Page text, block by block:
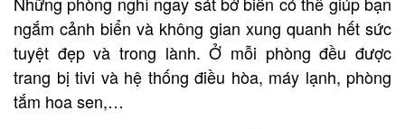
ngắm cảnh biển và không gian xung quanh hết sức
tuyệt đẹp và trong lành. Ở mỗi phòng đều được
trang bị tivi và hệ thống điều hòa, máy lạnh, phòng
tắm hoa sen,…